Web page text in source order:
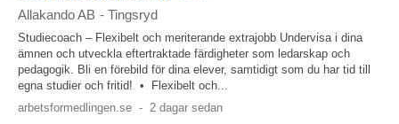
Allakando AB - Tingsryd
Studiecoach – Flexibelt och meriterande extrajobb Undervisa i dina
ämnen och utveckla eftertraktade färdigheter som ledarskap och
pedagogik. Bli en förebild för dina elever, samtidigt som du har tid till
egna studier och fritid! • Flexibelt och...
arbetsformedlingen.se - 2 dagar sedan